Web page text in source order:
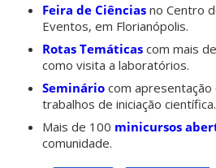
Feira de Ciências no Centro
Eventos, em Florianópolis.
Rotas Temáticas com mais
como visita a laboratórios.
Seminário com apresentação
trabalhos de iniciação científica.
Mais de 100 minicursos
comunidade.